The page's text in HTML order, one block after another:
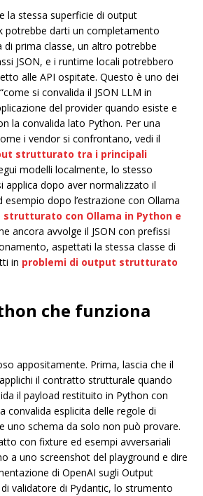
la stessa superficie di output
potrebbe darti un completamento
prima classe, un altro potrebbe
JSON, e i runtime locali potrebbero
alle API ospitate. Questo è uno dei
si convalida il JSON LLM in
del provider quando esiste e
la convalida lato Python. Per una
i vendor si confrontano, vedi il
strutturato tra i principali
modelli localmente, lo stesso
applica dopo aver normalizzato il
dopo l’estrazione con Ollama
strutturato con Ollama in Python e
ancora avvolge il JSON con prefissi
aspettati la stessa classe di
in problemi di output strutturato
che funziona
appositamente. Prima, lascia che il
il contratto strutturale quando
il payload restituito in Python con
convalida esplicita delle regole di
uno schema da solo non può provare.
con fixture ed esempi avversariali
a uno screenshot del playground e dire
di OpenAI sugli Output
validatore di Pydantic, lo strumento